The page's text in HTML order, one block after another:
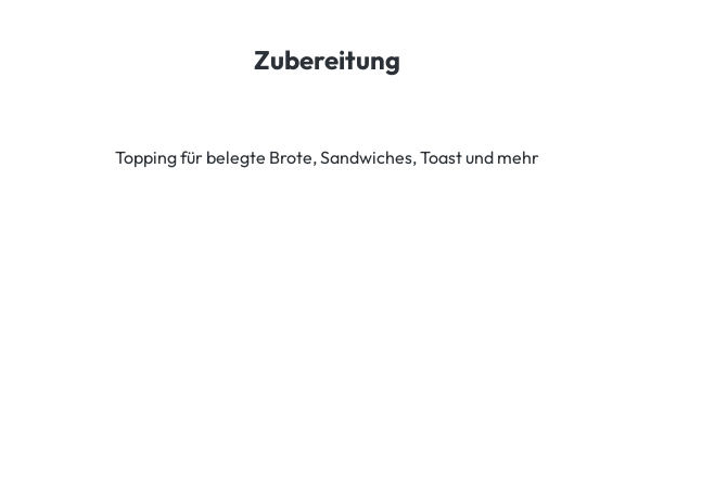
Zubereitung
Topping für belegte Brote, Sandwiches, Toast und mehr